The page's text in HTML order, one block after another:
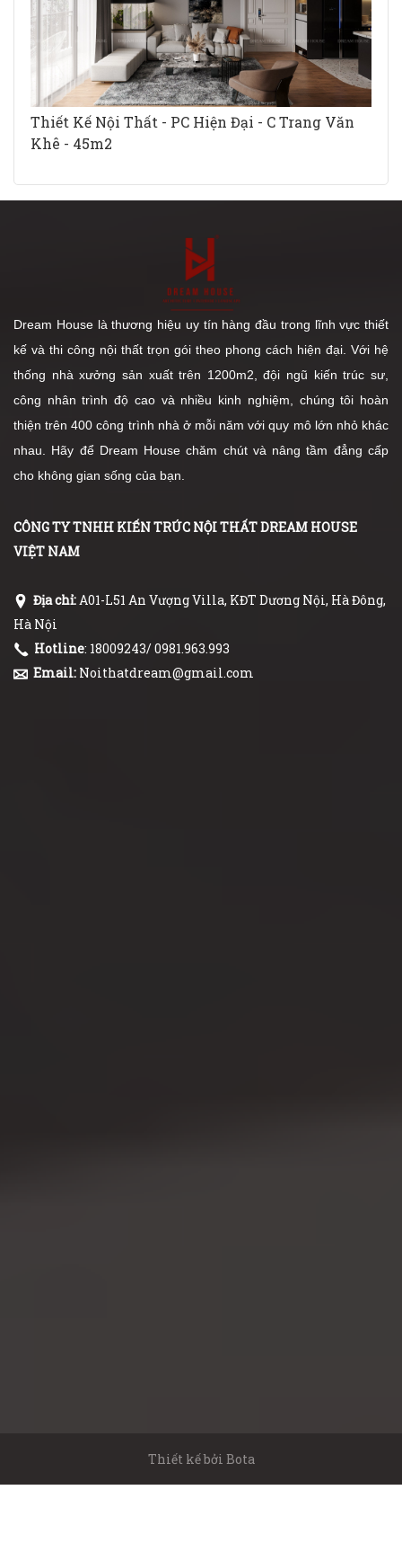
Thiết Kế Nội Thất - PC Hiện Đại - C Trang Văn
Khê - 45m2
Dream House là thương hiệu uy tín hàng đầu trong lĩnh vực thiết
kế và thi công nội thất trọn gói theo phong cách hiện đại. Với hệ
thống nhà xưởng sản xuất trên 1200m2, đội ngũ kiến trúc sư,
công nhân trình độ cao và nhiều kinh nghiệm, chúng tôi hoàn
thiện trên 400 công trình nhà ở mỗi năm với quy mô lớn nhỏ khác
nhau. Hãy để Dream House chăm chút và nâng tầm đẳng cấp
cho không gian sống của bạn.
CÔNG TY TNHH KIẾN TRÚC NỘI THẤT DREAM HOUSE
VIỆT NAM
Địa chỉ:A01-L51 An Vượng Villa, KĐT Dương Nội, Hà Đông,
Hà Nội
Hotline: 18009243/ 0981.963.993
Email: Noithatdream@gmail.com
Thiết kế bởi Bota